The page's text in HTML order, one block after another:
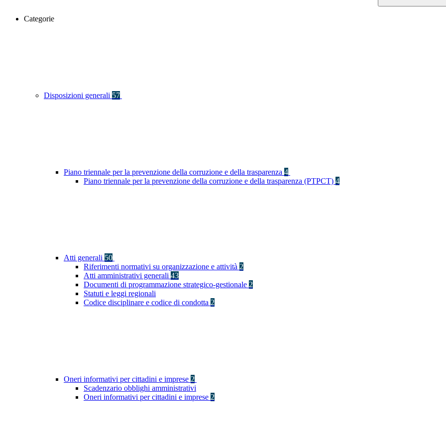
Categorie
Disposizioni generali 57
Piano triennale per la prevenzione della corruzione e della trasparenza 4
Piano triennale per la prevenzione della corruzione e della trasparenza (PTPCT) 4
Atti generali 50
Riferimenti normativi su organizzazione e attività 2
Atti amministrativi generali 43
Documenti di programmazione strategico-gestionale 2
Statuti e leggi regionali
Codice disciplinare e codice di condotta 2
Oneri informativi per cittadini e imprese 2
Scadenzario obblighi amministrativi
Oneri informativi per cittadini e imprese 2